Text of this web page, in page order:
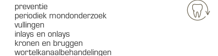
preventie
periodiek mondonderzoek
vullingen
inlays en onlays
kronen en bruggen
wortelkanaalbehandelingen